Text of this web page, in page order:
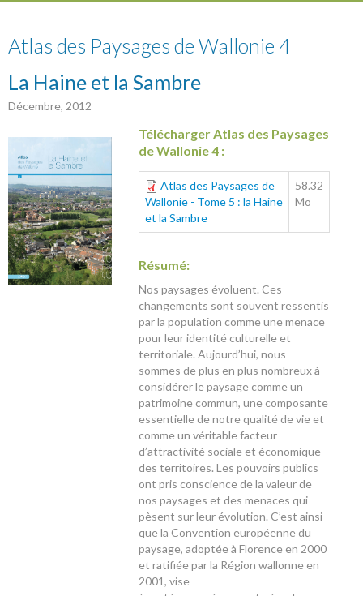
Atlas des Paysages de Wallonie 4
La Haine et la Sambre
Décembre, 2012
Télécharger Atlas des Paysages
de Wallonie 4 :
Atlas des Paysages de
Wallonie - Tome 5 : la Haine
et la Sambre
58.32
Mo
Résumé:
Nos paysages évoluent. Ces
changements sont souvent ressentis
par la population comme une menace
pour leur identité culturelle et
territoriale. Aujourd’hui, nous
sommes de plus en plus nombreux à
considérer le paysage comme un
patrimoine commun, une composante
essentielle de notre qualité de vie et
comme un véritable facteur
d’attractivité sociale et économique
des territoires. Les pouvoirs publics
ont pris conscience de la valeur de
nos paysages et des menaces qui
pèsent sur leur évolution. C’est ainsi
que la Convention européenne du
paysage, adoptée à Florence en 2000
et ratifiée par la Région wallonne en
2001, vise